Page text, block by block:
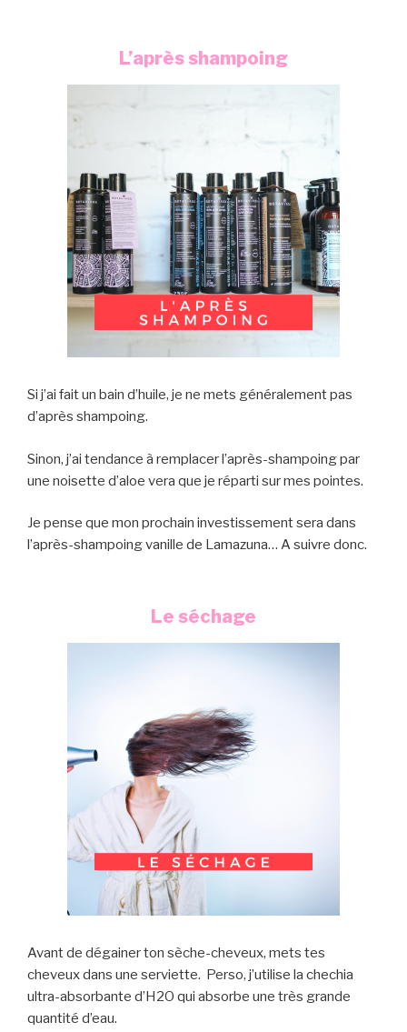
L’après shampoing
Si j’ai fait un bain d’huile, je ne mets généralement pas
d’après shampoing.
Sinon, j’ai tendance à remplacer l’après-shampoing par
une noisette d’aloe vera que je réparti sur mes pointes.
Je pense que mon prochain investissement sera dans
l’après-shampoing vanille de Lamazuna… A suivre donc.
Le séchage
Avant de dégainer ton sèche-cheveux, mets tes
cheveux dans une serviette. Perso, j’utilise la chechia
ultra-absorbante d’H2O qui absorbe une très grande
quantité d’eau.